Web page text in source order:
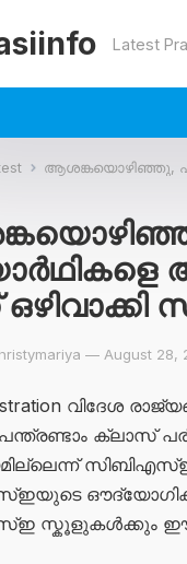
Latest
ആശങ്കയൊഴിഞ്ഞു,
— August 28,
വിദേശ
ക്ലാസ്
ഔദ്യോഗിക
സ്കൂളുകൾക്കും ഈ